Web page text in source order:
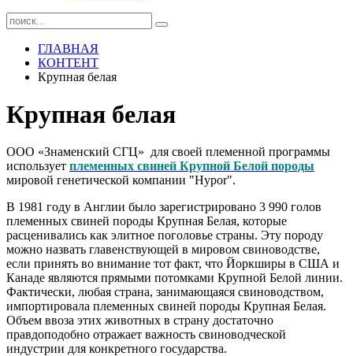
ГЛАВНАЯ
КОНТЕНТ
Крупная белая
Крупная белая
ООО «Знаменский СГЦ» для своей племенной программы
использует племенных свиней Крупной Белой породы
мировой генетической компании "Hypor".
В 1981 году в Англии было зарегистрировано 3 990 голов
племенных свиней породы Крупная Белая, которые
расценивались как элитное поголовье страны. Эту породу
можно назвать главенствующей в мировом свиноводстве,
если принять во внимание тот факт, что Йоркширы в США и
Канаде являются прямыми потомками Крупной Белой линии.
Фактически, любая страна, занимающаяся свиноводством,
импортировала племенных свиней породы Крупная Белая.
Объем ввоза этих животных в страну достаточно
правдоподобно отражает важность свиноводческой
индустрии для конкретного государства.